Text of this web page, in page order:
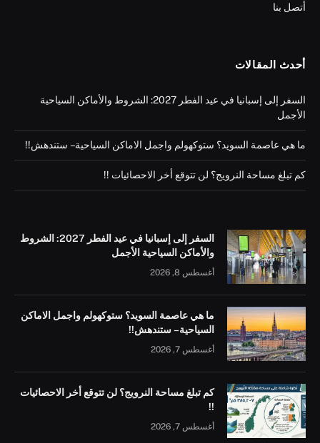
أتصل بنا
أحدث المقالات
السفر إلى إسبانيا في عيد الفطر 2027: الشروط والأماكن السياحية
الأجمل
ما هي عاصمة السويد؟ ستوكهولم واجمل الاماكن السياحية – ستندهش!!
كم تبلغ مساحة النرويج؟ لن تتوقع أخر الاحصائيات !!
السفر إلى إسبانيا في عيد الفطر 2027: الشروط
والأماكن السياحية الأجمل
أغسطس 8, 2026
ما هي عاصمة السويد؟ ستوكهولم واجمل الاماكن
السياحية – ستندهش!!
أغسطس 7, 2026
كم تبلغ مساحة النرويج؟ لن تتوقع أخر الاحصائيات
!!
أغسطس 7, 2026